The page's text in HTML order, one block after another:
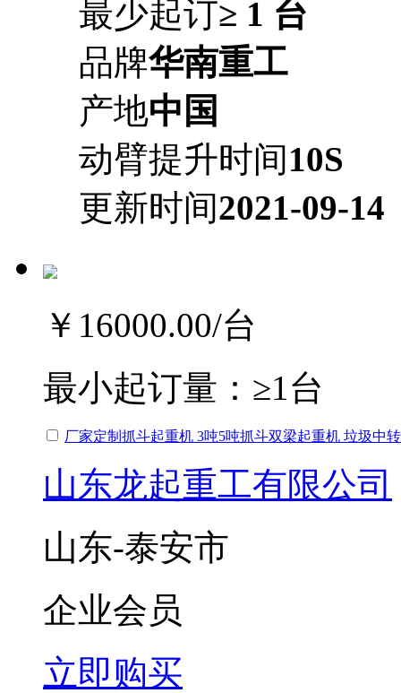
最少起订≥ 1 台
品牌华南重工
产地中国
动臂提升时间10S
更新时间2021-09-14
￥16000.00/台
最小起订量： ≥1台
厂家定制抓斗起重机 3吨5吨抓斗双梁起重机 垃圾中
山东龙起重工有限公司
山东-泰安市
企业会员
立即购买